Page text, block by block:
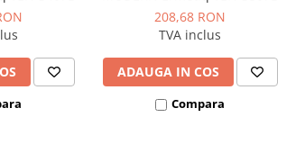
208,68 RON
TVA inclus
ADAUGA IN COS
Compara